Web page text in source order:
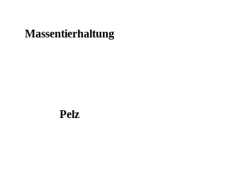
Massentierhaltung
Pelz